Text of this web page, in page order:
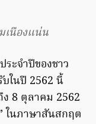
เนืองแน่น
ะจำปีของชาว
ในปี 2562 นี้
8 ตุลาคม 2562
ในภาษาสันสกฤต